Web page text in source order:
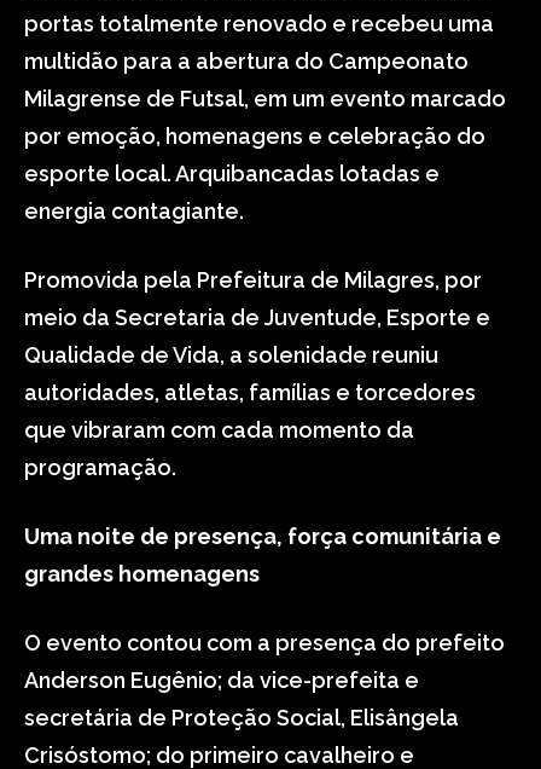
portas totalmente renovado e recebeu uma
multidão para a abertura do Campeonato
Milagrense de Futsal, em um evento marcado
por emoção, homenagens e celebração do
esporte local. Arquibancadas lotadas e
energia contagiante.
Promovida pela Prefeitura de Milagres, por
meio da Secretaria de Juventude, Esporte e
Qualidade de Vida, a solenidade reuniu
autoridades, atletas, famílias e torcedores
que vibraram com cada momento da
programação.
Uma noite de presença, força comunitária e
grandes homenagens
O evento contou com a presença do prefeito
Anderson Eugênio; da vice-prefeita e
secretária de Proteção Social, Elisângela
Crisóstomo; do primeiro cavalheiro e